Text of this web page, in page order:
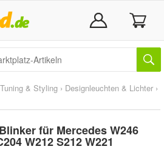
& Styling › Designleuchten & Lichter ›
für Mercedes W246
W212 S212 W221